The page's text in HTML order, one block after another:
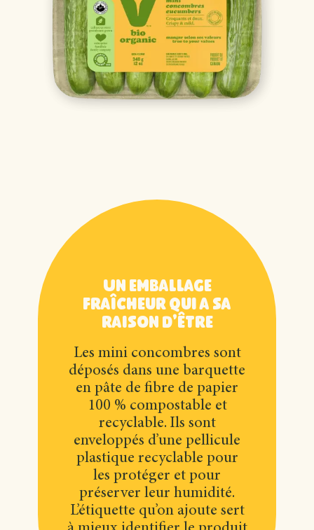
Un emballage
fraîcheur qui a sa
raison d'être
Les mini concombres sont
déposés dans une barquette
en pâte de fibre de papier
100 % compostable et
recyclable. Ils sont
enveloppés d’une pellicule
plastique recyclable pour
les protéger et pour
préserver leur humidité.
L’étiquette qu’on ajoute sert